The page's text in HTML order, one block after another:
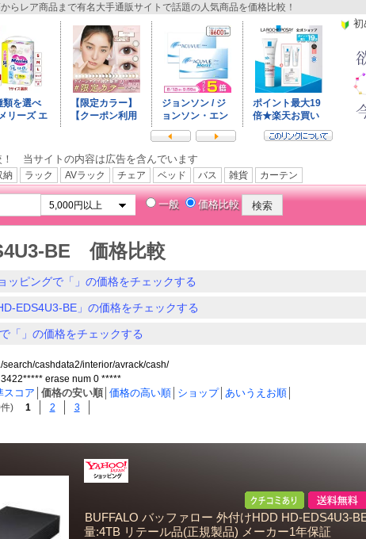
らレア商品まで有名大手通販サイトで話題の人気商品を価格比較！
初
！ 当サイトの内容は広告を含んでいます
納 ラック AVラック チェア ベッド バス 雑貨 カーテン
一般 価格比較
BE 価格比較
ッピングで「」の価格をチェックする
EDS4U3-BE」の価格をチェックする
「」の価格をチェックする
search/cashdata2/interior/avrack/cash/
erase num 0 *****
スコア 価格の安い順 価格の高い順 ショップ│ あいうえお順
) 1 2
3
BUFFALO バッファロー 外付けHDD HD-EDS4U3-
量:4TB リテール品(正規製品) メーカー1年保証